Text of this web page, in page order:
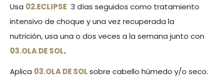
Usa 02.ECLIPSE 3 días seguidos como tratamiento
intensivo de choque y una vez recuperada la
nutrición, usa una o dos veces a la semana junto con
03.OLA DE SOL.
Aplica 03.OLA DE SOLsobre cabello húmedo y/o seco.